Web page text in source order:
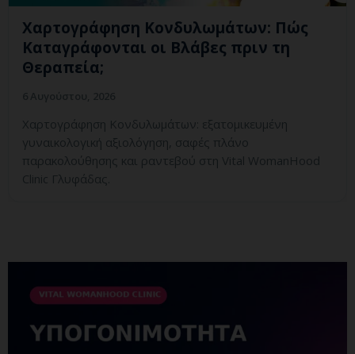
Χαρτογράφηση Κονδυλωμάτων: Πώς
Καταγράφονται οι Βλάβες πριν τη
Θεραπεία;
Χαρτογράφηση Κονδυλωμάτων: εξατομικευμένη
γυναικολογική αξιολόγηση, σαφές πλάνο
παρακολούθησης και ραντεβού στη Vital WomanHood
Clinic Γλυφάδας.